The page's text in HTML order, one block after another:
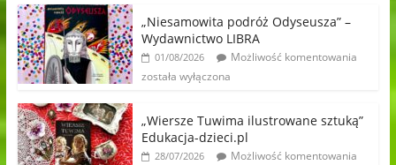
„Niesamowita podróż Odyseusza” –
Wydawnictwo LIBRA
01/08/2026
Możliwość komentowania
została wyłączona
„Wiersze Tuwima ilustrowane sztuką”
Edukacja-dzieci.pl
28/07/2026
Możliwość komentowania